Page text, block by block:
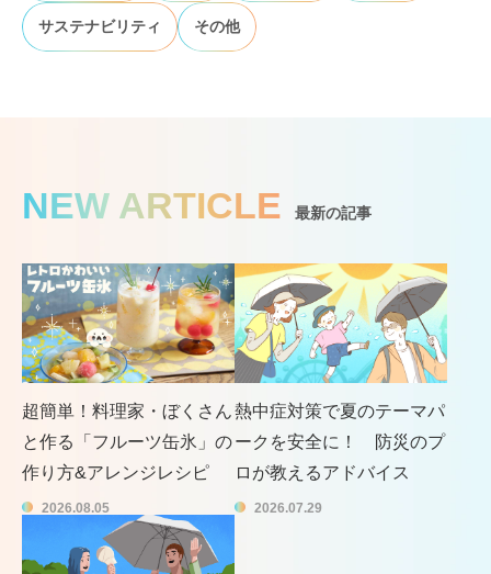
サステナビリティ その他
NEW ARTICLE 最新の記事
超簡単！料理家・ぼくさん
と作る「フルーツ缶氷」の
作り方&アレンジレシピ
2026.08.05
熱中症対策で夏のテーマパ
ークを安全に！ 防災のプ
ロが教えるアドバイス
2026.07.29